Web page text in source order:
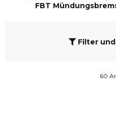
FBT
Filter
60